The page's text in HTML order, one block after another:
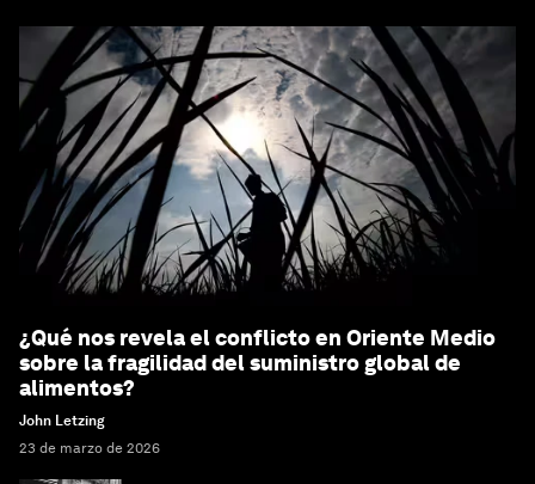
¿Qué nos revela el conflicto en Oriente Medio
sobre la fragilidad del suministro global de
alimentos?
John Letzing
23 de marzo de 2026